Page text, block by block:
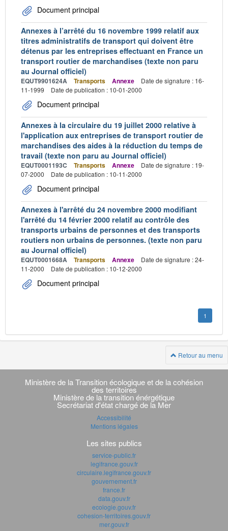
Document principal
Annexes à l’arrêté du 16 novembre 1999 relatif aux
titres administratifs de transport qui doivent être
détenus par les entreprises effectuant en France un
transport routier de marchandises (texte non paru
au Journal officiel)
EQUT9901624A Transports Annexe
Date de signature : 16-
11-1999
Date de publication : 10-01-2000
Document principal
Annexes à la circulaire du 19 juillet 2000 relative à
l'application aux entreprises de transport routier de
marchandises des aides à la réduction du temps de
travail (texte non paru au Journal officiel)
EQUT0001193C Transports Annexe
Date de signature : 19-
07-2000
Date de publication : 10-11-2000
Document principal
Annexes à l'arrêté du 24 novembre 2000 modifiant
l'arrêté du 14 février 2000 relatif au contrôle des
transports urbains de personnes et des transports
routiers non urbains de personnes. (texte non paru
au Journal officiel)
EQUT0001668A Transports Annexe
Date de signature : 24-
11-2000
Date de publication : 10-12-2000
Document principal
1
Retour au menu
Navigation
transverse
Ministère de la Transition écologique et de la cohésion
des territoires
Ministère de la transition énérgétique
Secrétariat d'état chargé de la Mer
Accessibilité
Mentions légales
Les sites publics
service-public.fr
legifrance.gouv.fr
circulaire.legifrance.gouv.fr
gouvernement.fr
france.fr
data.gouv.fr
ecologie.gouv.fr
cohesion-territoires.gouv.fr
mer.gouv.fr